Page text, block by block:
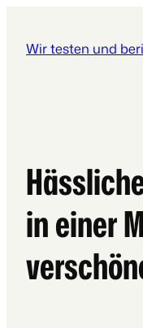
Wir testen und
in einer